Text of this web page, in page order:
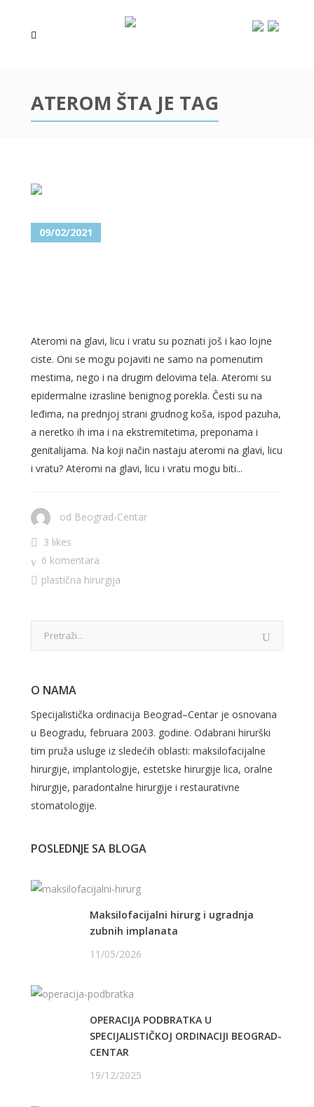
ATEROM ŠTA JE TAG
09/02/2021
Ateromi na glavi, licu i vratu su poznati još i kao lojne
ciste. Oni se mogu pojaviti ne samo na pomenutim
mestima, nego i na drugim delovima tela. Ateromi su
epidermalne izrasline benignog porekla. Česti su na
leđima, na prednjoj strani grudnog koša, ispod pazuha,
a neretko ih ima i na ekstremitetima, preponama i
genitalijama. Na koji način nastaju ateromi na glavi, licu
i vratu? Ateromi na glavi, licu i vratu mogu biti...
od Beograd-Centar
3 likes
6 komentara
plastična hirurgija
O NAMA
Specijalistička ordinacija Beograd–Centar je osnovana
u Beogradu, februara 2003. godine. Odabrani hirurški
tim pruža usluge iz sledećih oblasti: maksilofacijalne
hirurgije, implantologije, estetske hirurgije lica, oralne
hirurgije, paradontalne hirurgije i restaurativne
stomatologije.
POSLEDNJE SA BLOGA
Maksilofacijalni hirurg i ugradnja
zubnih implanata
11/05/2026
OPERACIJA PODBRATKA U
SPECIJALISTIČKOJ ORDINACIJI BEOGRAD-
CENTAR
19/12/2025